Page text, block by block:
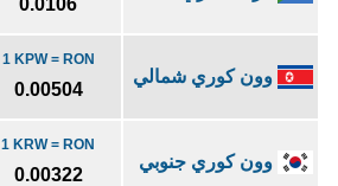
0.0106
وون كوري شمالي
1 KPW = RON
0.00504
وون كوري جنوبي
1 KRW = RON
0.00322